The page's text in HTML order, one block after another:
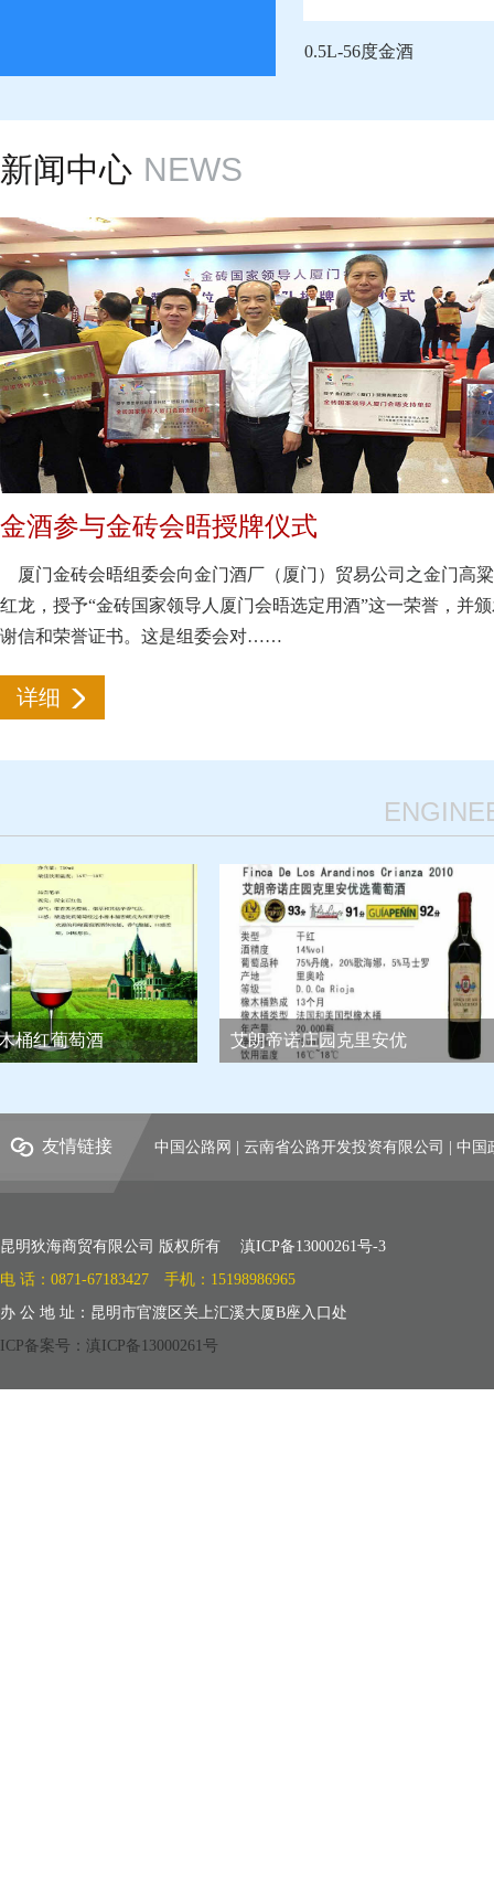
0.5L-56度金酒
新闻中心 NEWS
金酒参与金砖会晤授牌仪式
厦门金砖会晤组委会向金门酒厂（厦门）贸易公司之金门高
红龙，授予“金砖国家领导人厦门会晤选定用酒”这一荣誉，并
谢信和荣誉证书。这是组委会对……
详细
桶红葡萄酒 艾朗帝诺庄园克里安优
友情链接 中国公路网 云南省公路开发投资有限公司 中国
昆明狄海商贸有限公司 版权所有 滇ICP备13000261号-3
电 话：0871-67183427 手机：15198986965
办 公 地 址：昆明市官渡区关上汇溪大厦B座入口处
ICP备案号：滇ICP备13000261号